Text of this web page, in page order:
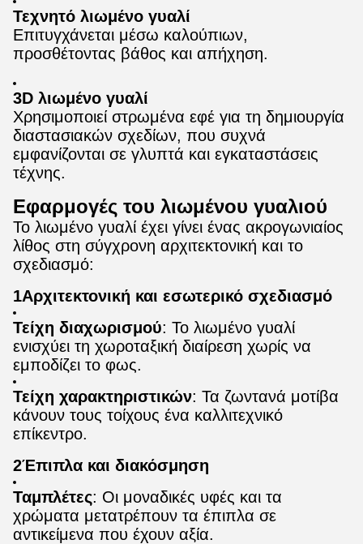
Τεχνητό λιωμένο γυαλί
Επιτυγχάνεται μέσω καλούπιων,
προσθέτοντας βάθος και απήχηση.
3D λιωμένο γυαλί
Χρησιμοποιεί στρωμένα εφέ για τη δημιουργία
διαστασιακών σχεδίων, που συχνά
εμφανίζονται σε γλυπτά και εγκαταστάσεις
τέχνης.
Εφαρμογές του λιωμένου γυαλιού
Το λιωμένο γυαλί έχει γίνει ένας ακρογωνιαίος
λίθος στη σύγχρονη αρχιτεκτονική και το
σχεδιασμό:
1Αρχιτεκτονική και εσωτερικό σχεδιασμό
Τείχη διαχωρισμού: Το λιωμένο γυαλί
ενισχύει τη χωροταξική διαίρεση χωρίς να
εμποδίζει το φως.
Τείχη χαρακτηριστικών: Τα ζωντανά μοτίβα
κάνουν τους τοίχους ένα καλλιτεχνικό
επίκεντρο.
2Έπιπλα και διακόσμηση
Ταμπλέτες: Οι μοναδικές υφές και τα
χρώματα μετατρέπουν τα έπιπλα σε
αντικείμενα που έχουν αξία.